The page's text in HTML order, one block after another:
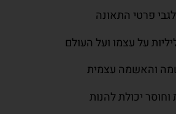
פרטי התאונה
על עצמו ועל העולם
והאשמה עצמית
יכולת להנות